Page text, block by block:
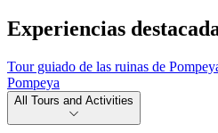
Experiencias
Tour guiado de las ruinas de
Pompeya
All Tours and Activities